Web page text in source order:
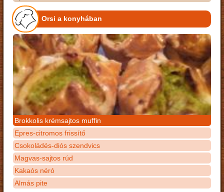
Orsi a konyhában
Brokkolis krémsajtos muffin
Epres-citromos frissítő
Csokoládés-diós szendvics
Magvas-sajtos rúd
Kakaós néró
Almás pite